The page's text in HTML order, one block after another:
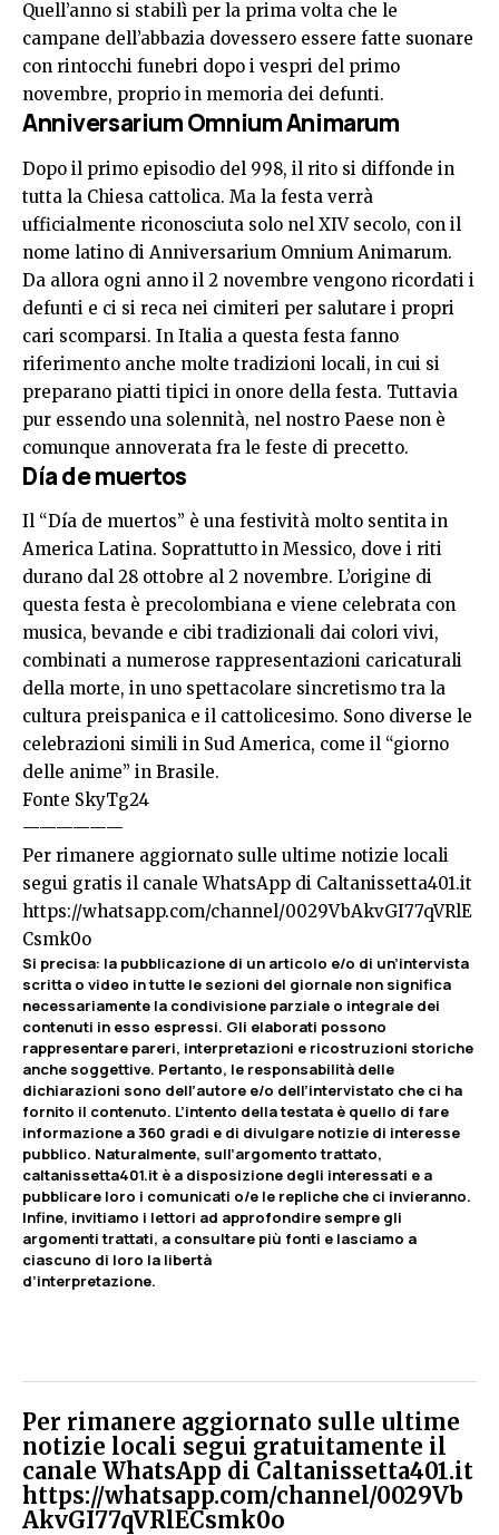
Quell’anno si stabilì per la prima volta che le
campane dell’abbazia dovessero essere fatte suonare
con rintocchi funebri dopo i vespri del primo
novembre, proprio in memoria dei defunti.
Anniversarium Omnium Animarum
Dopo il primo episodio del 998, il rito si diffonde in
tutta la Chiesa cattolica. Ma la festa verrà
ufficialmente riconosciuta solo nel XIV secolo, con il
nome latino di Anniversarium Omnium Animarum.
Da allora ogni anno il 2 novembre vengono ricordati i
defunti e ci si reca nei cimiteri per salutare i propri
cari scomparsi. In Italia a questa festa fanno
riferimento anche molte tradizioni locali, in cui si
preparano piatti tipici in onore della festa. Tuttavia
pur essendo una solennità, nel nostro Paese non è
comunque annoverata fra le feste di precetto.
Día de muertos
Il “Día de muertos” è una festività molto sentita in
America Latina. Soprattutto in Messico, dove i riti
durano dal 28 ottobre al 2 novembre. L’origine di
questa festa è precolombiana e viene celebrata con
musica, bevande e cibi tradizionali dai colori vivi,
combinati a numerose rappresentazioni caricaturali
della morte, in uno spettacolare sincretismo tra la
cultura preispanica e il cattolicesimo. Sono diverse le
celebrazioni simili in Sud America, come il “giorno
delle anime” in Brasile.
Fonte SkyTg24
——————
Per rimanere aggiornato sulle ultime notizie locali
segui gratis il canale WhatsApp di Caltanissetta401.it
https://whatsapp.com/channel/0029VbAkvGI77qVRlE
Csmk0o
Si precisa: la pubblicazione di un articolo e/o di un’intervista
scritta o video in tutte le sezioni del giornale non significa
necessariamente la condivisione parziale o integrale dei
contenuti in esso espressi. Gli elaborati possono
rappresentare pareri, interpretazioni e ricostruzioni storiche
anche soggettive. Pertanto, le responsabilità delle
dichiarazioni sono dell’autore e/o dell’intervistato che ci ha
fornito il contenuto. L’intento della testata è quello di fare
informazione a 360 gradi e di divulgare notizie di interesse
pubblico. Naturalmente, sull’argomento trattato,
caltanissetta401.it è a disposizione degli interessati e a
pubblicare loro i comunicati o/e le repliche che ci invieranno.
Infine, invitiamo i lettori ad approfondire sempre gli
argomenti trattati, a consultare più fonti e lasciamo a
ciascuno di loro la libertà
d’interpretazione.
Per rimanere aggiornato sulle ultime
notizie locali segui gratuitamente il
canale WhatsApp di Caltanissetta401.it
https://whatsapp.com/channel/0029Vb
AkvGI77qVRlECsmk0o